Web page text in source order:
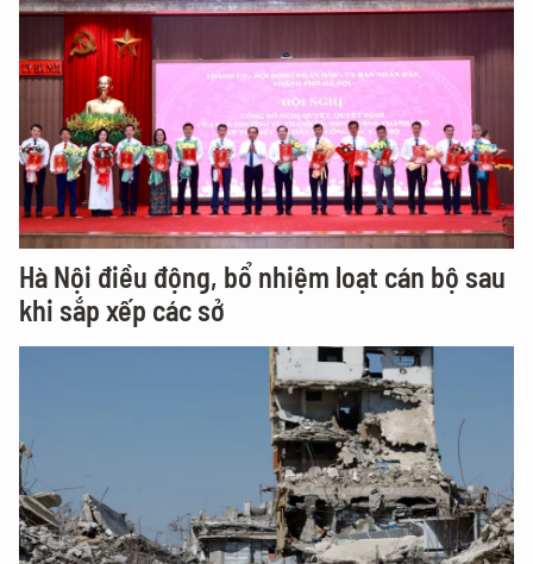
Hà Nội điều động, bổ nhiệm loạt cán bộ sau
khi sắp xếp các sở